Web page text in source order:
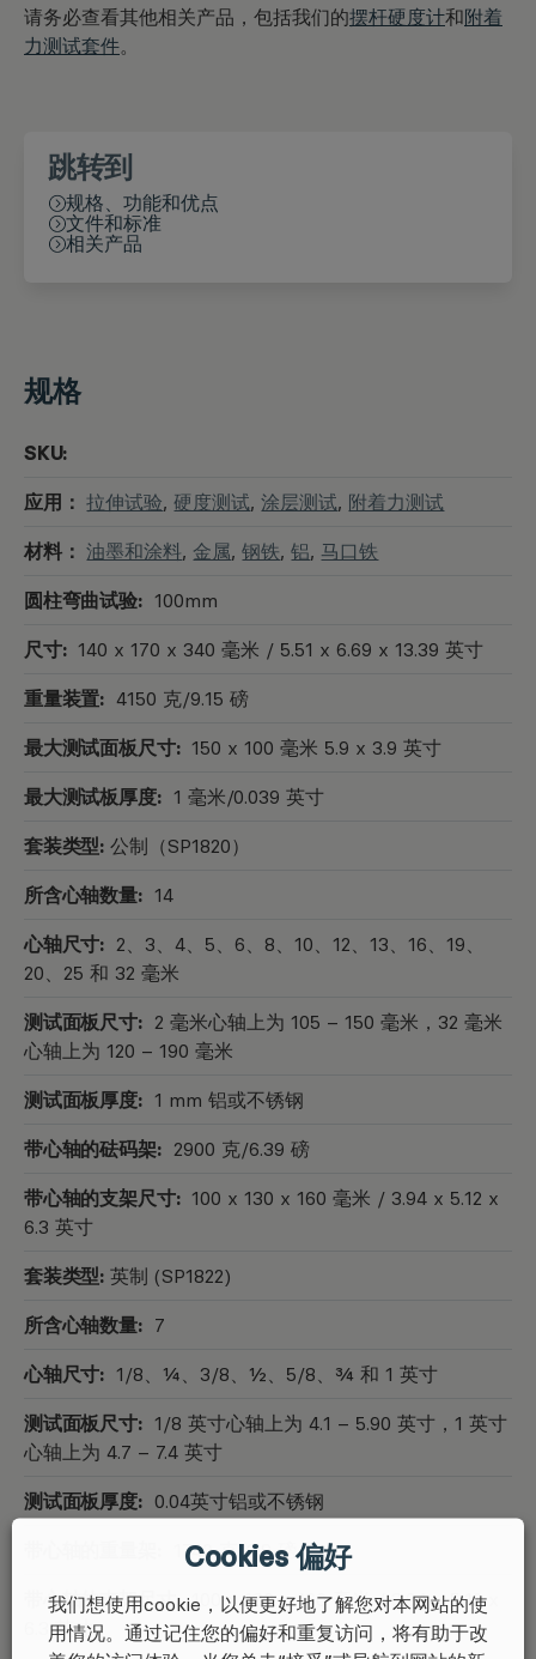
请务必查看其他相关产品，包括我们的摆杆硬度计和附着
力测试套件。
跳转到
规格、功能和优点
文件和标准
相关产品
规格
SKU:
应用： 拉伸试验,硬度测试,涂层测试, 附着力测试
材料： 油墨和涂料, 金属,钢铁,铝, 马口铁
圆柱弯曲试验:100mm
尺寸:140 x 170 x 340 毫米 / 5.51 x 6.69 x 13.39 英寸
重量装置: 4150 克/9.15 磅
最大测试面板尺寸:150 x 100 毫米 5.9 x 3.9 英寸
最大测试板厚度:1 毫米/0.039 英寸
套装类型: 公制（SP1820）
所含心轴数量:14
心轴尺寸: 2、3、4、5、6、8、10、12、13、16、19、
20、25 和 32 毫米
测试面板尺寸:2 毫米心轴上为 105 – 150 毫米，32 毫米
心轴上为 120 – 190 毫米
测试面板厚度:1 mm 铝或不锈钢
带心轴的砝码架:2900 克/6.39 磅
带心轴的支架尺寸:100 x 130 x 160 毫米 / 3.94 x 5.12 x
6.3 英寸
套装类型: 英制 (SP1822)
所含心轴数量:7
心轴尺寸: 1/8、¼、3/8、½、5/8、¾ 和 1 英寸
测试面板尺寸:1/8 英寸心轴上为 4.1 – 5.90 英寸，1 英寸
心轴上为 4.7 – 7.4 英寸
测试面板厚度:0.04英寸铝或不锈钢
1740 克/3.8 磅
带心轴的支架尺寸:100 x 130 x 160 毫米 / 3.94 x 5.12 x
6.3 英寸
Cookies 偏好
我们想使用cookie，以便更好地了解您对本网站的使
用情况。通过记住您的偏好和重复访问，将有助于改